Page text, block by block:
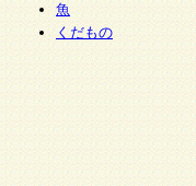
魚
くだもの